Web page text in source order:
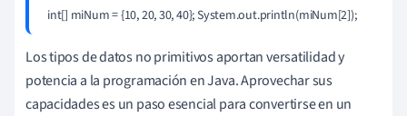
int[] miNum = {10, 20, 30, 40}; System.out.println(miNum[2]);
Los tipos de datos no primitivos aportan versatilidad y
potencia a la programación en Java. Aprovechar sus
capacidades es un paso esencial para convertirse en un